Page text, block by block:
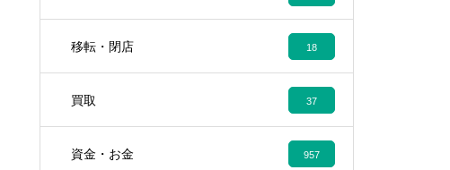
移転・閉店 18
買取 37
資金・お金 957